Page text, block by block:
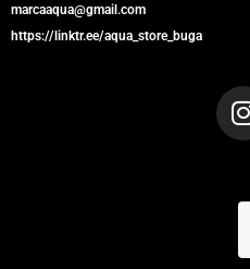
marcaaqua@gmail.com
https://linktr.ee/aqua_store_buga